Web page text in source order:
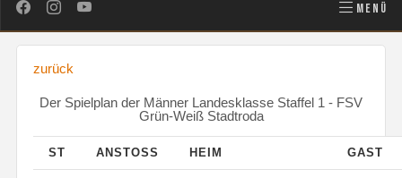
MENÜ
zurück
Der Spielplan der Männer Landesklasse Staffel 1 - FSV
Grün-Weiß Stadtroda
ST ANSTOSS HEIM GAST